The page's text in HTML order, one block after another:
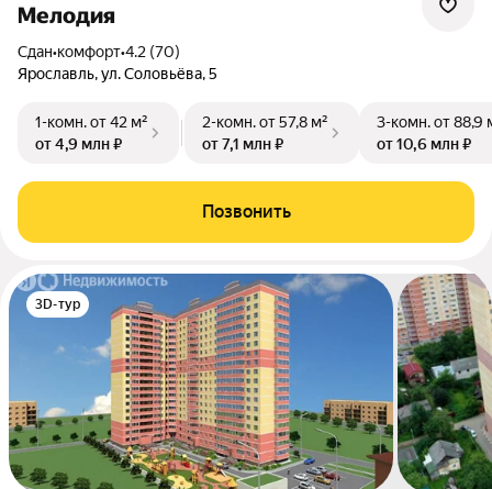
Мелодия
Сдан•комфорт•4.2 (70)
Ярославль, ул. Соловьёва, 5
1-комн.от 42 м²
от 4,9 млн ₽
2-комн.от 57,8 м²
от 7,1 млн ₽
3-комн.от 88,9
от 10,6 млн ₽
Позвонить
3D-тур